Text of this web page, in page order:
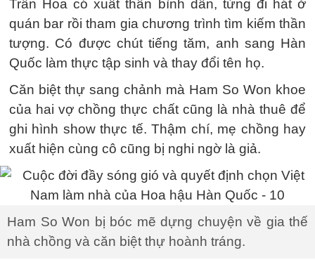
Trần Hoa có xuất thân bình dân, từng đi hát ở
quán bar rồi tham gia chương trình tìm kiếm thần
tượng. Có được chút tiếng tăm, anh sang Hàn
Quốc làm thực tập sinh và thay đổi tên họ.
Căn biệt thự sang chảnh mà Ham So Won khoe
của hai vợ chồng thực chất cũng là nhà thuê để
ghi hình show thực tế. Thậm chí, mẹ chồng hay
xuất hiện cùng cô cũng bị nghi ngờ là giả.
Ham So Won bị bóc mẽ dựng chuyện về gia thế
nhà chồng và căn biệt thự hoành tráng.